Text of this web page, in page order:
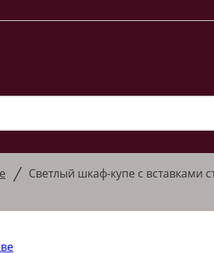
/ Светлый шкаф-купе с вставками